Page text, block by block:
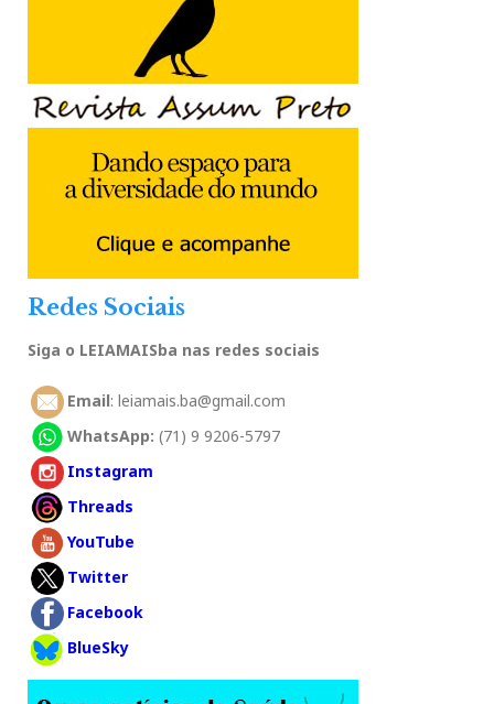
Redes Sociais
Siga o LEIAMAISba nas redes sociais
Email: leiamais.ba@gmail.com
WhatsApp: (71) 9 9206-5797
Instagram
Threads
YouTube
Twitter
Facebook
BlueSky